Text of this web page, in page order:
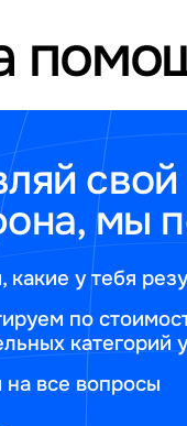
мы
какие у тебя
по
категорий
все вопросы